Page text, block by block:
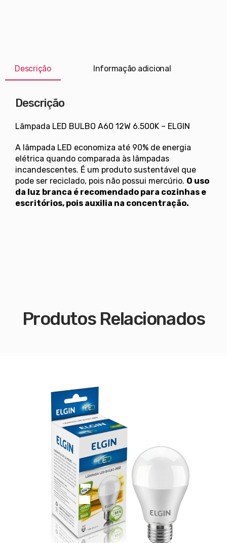
Descrição Informação adicional
Descrição
Lâmpada LED BULBO A60 12W 6.500K – ELGIN
A lâmpada LED economiza até 90% de energia
elétrica quando comparada às lâmpadas
incandescentes. É um produto sustentável que
pode ser reciclado, pois não possui mercúrio. O uso
da luz branca é recomendado para cozinhas e
escritórios, pois auxilia na concentração.
Produtos Relacionados